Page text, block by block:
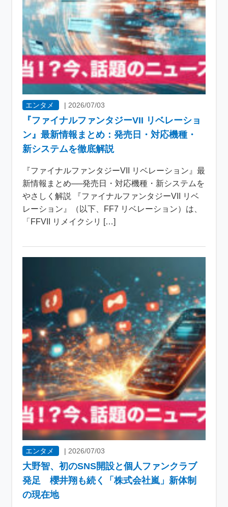
エンタメ |2026/07/03
『ファイナルファンタジーVII リベレーショ
ン』最新情報まとめ：発売日・対応機種・
新システムを徹底解説
『ファイナルファンタジーVII リベレーション』最
新情報まとめ──発売日・対応機種・新システムを
やさしく解説 『ファイナルファンタジーVII リベ
レーション』（以下、FF7 リベレーション）は、
「FFVII リメイクシリ […]
エンタメ |2026/07/03
大野智、初のSNS開設と個人ファンクラブ
発足 櫻井翔も続く「株式会社嵐」新体制
の現在地